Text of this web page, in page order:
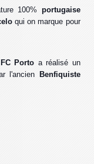
100% portugaise
qui on marque pour
FC Porto a réalisé un
l'ancien
Benfiquiste